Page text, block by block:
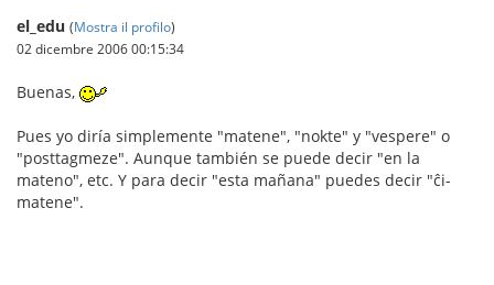
el_edu (Mostra il profilo)
02 dicembre 2006 00:15:34
Buenas,
Pues yo diría simplemente "matene", "nokte" y "vespere" o
"posttagmeze". Aunque también se puede decir "en la
mateno", etc. Y para decir "esta mañana" puedes decir "ĉi-
matene".